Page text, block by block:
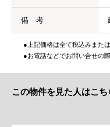
備 考
●上記価格は全て税込みまた
●お電話などでお問い合せの
この物件を見た人はこち